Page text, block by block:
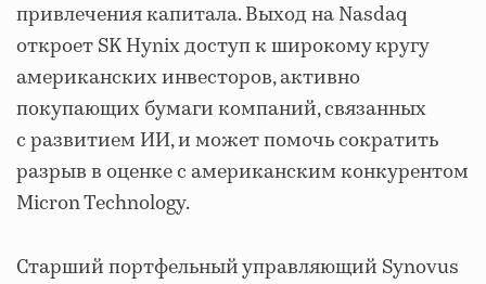
привлечения капитала. Выход на Nasdaq
откроет SK Hynix доступ к широкому кругу
американских инвесторов, активно
покупающих бумаги компаний, связанных
с развитием ИИ, и может помочь сократить
разрыв в оценке с американским конкурентом
Micron Technology.
Старший портфельный управляющий Synovus